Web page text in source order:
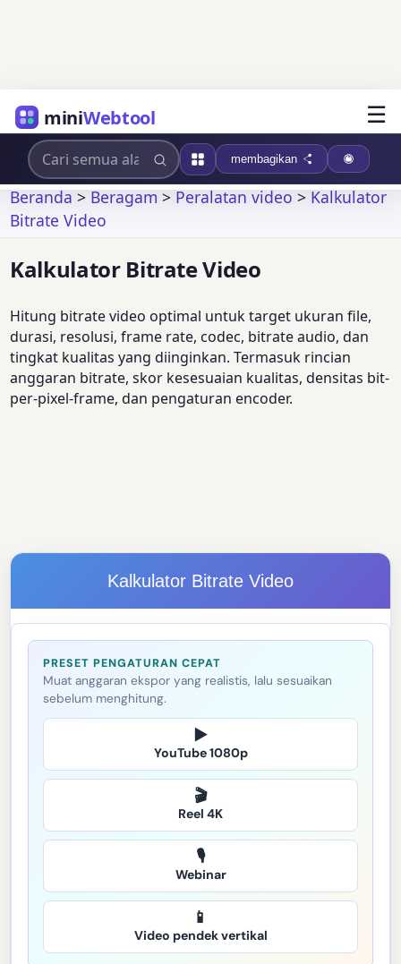
miniWebtool ☰
membagikan
Beranda>Beragam>Peralatan video>Kalkulator
Bitrate Video
Kalkulator Bitrate Video
Hitung bitrate video optimal untuk target ukuran file,
durasi, resolusi, frame rate, codec, bitrate audio, dan
tingkat kualitas yang diinginkan. Termasuk rincian
anggaran bitrate, skor kesesuaian kualitas, densitas bit-
per-pixel-frame, dan pengaturan encoder.
Kalkulator Bitrate Video
PRESET PENGATURAN CEPAT
Muat anggaran ekspor yang realistis, lalu sesuaikan
sebelum menghitung.
▶
YouTube 1080p
🎬
Reel 4K
🎙️
Webinar
📱
Video pendek vertikal